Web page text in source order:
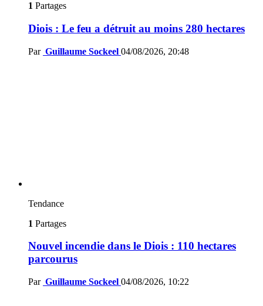
1 Partages
Diois : Le feu a détruit au moins 280 hectares
Par Guillaume Sockeel 04/08/2026, 20:48
Tendance
1 Partages
Nouvel incendie dans le Diois : 110 hectares
parcourus
Par Guillaume Sockeel 04/08/2026, 10:22